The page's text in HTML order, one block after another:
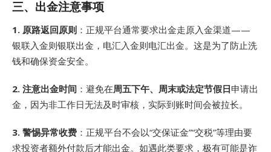
三、出金注意事项
1. 原路返回原则 ：正规平台通常要求出金走原入金渠道——
银联入金则银联出金，电汇入金则电汇出金。这是为了防止洗
钱和确保资金安全。
2. 注意出金时间 ：避免在周五下午、周末或法定节假日申请出
金，因为非工作日无法及时审核，实际到账时间会被拉长。
3. 警惕异常收费 ：正规平台不会以“交保证金”“交税”等理由要
求投资者额外付款后才能出金。如遇此类要求，极有可能是诈